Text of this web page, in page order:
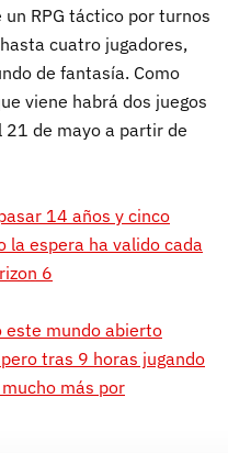
RPG táctico por turnos
cuatro jugadores,
de fantasía. Como
viene habrá dos juegos
21 de mayo a partir de
14 años y cinco
la espera ha valido cada
6
este mundo abierto
tras 9 horas jugando
más por